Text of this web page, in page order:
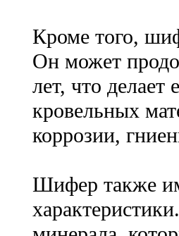
Кроме того,
Он может
лет, что
кровельных
коррозии,
Шифер также